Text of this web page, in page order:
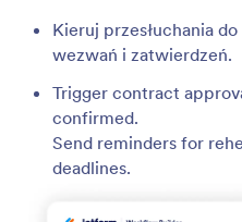
Kieruj przesłuchania
wezwań i zatwierdzeń.
Trigger contract
confirmed.
Send reminders for
deadlines.